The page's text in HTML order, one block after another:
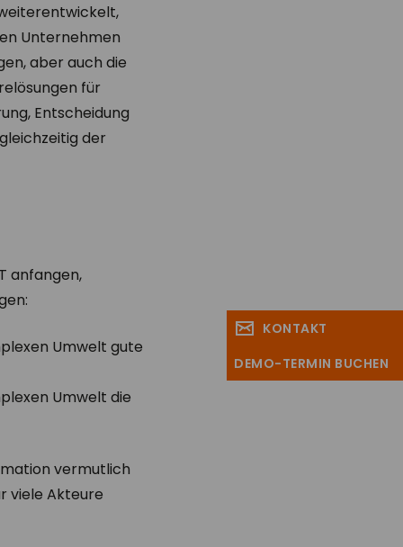
Unternehmen
aber auch die
für
Entscheidung
der
anfangen,
Umwelt gute
Umwelt die
vermutlich
viele Akteure
KONTAKT
DEMO-TERMIN BUCHEN